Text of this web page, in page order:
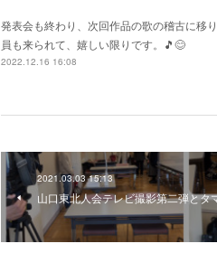
発表会も終わり、次回作品の歌の稽古に移
員も来られて、嬉しい限りです。🎵😊
2022.12.16 16:08
2021.03.03 15:13
山口東北人会テレビ撮影第二弾とタ